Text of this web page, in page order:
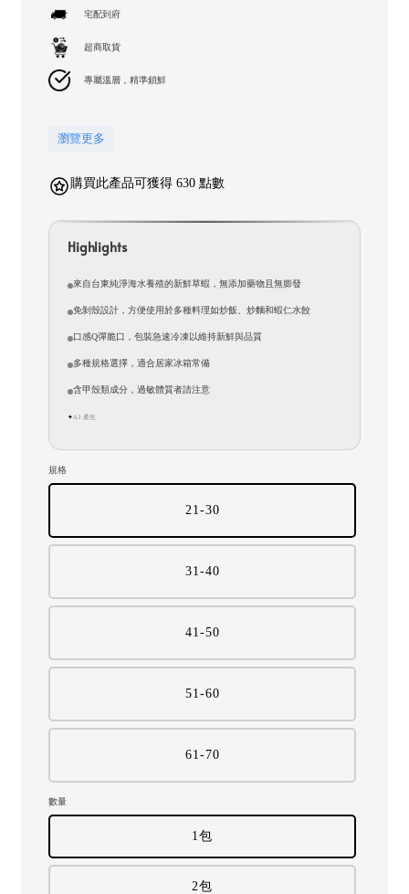
宅配到府
超商取貨
專屬溫層，精準鎖鮮
瀏覽更多
購買此產品可獲得 630 點數
Highlights
來自台東純淨海水養殖的新鮮草蝦，無添加藥物且無膨發
免剝殼設計，方便使用於多種料理如炒飯、炒麵和蝦仁水餃
口感Q彈脆口，包裝急速冷凍以維持新鮮與品質
多種規格選擇，適合居家冰箱常備
含甲殼類成分，過敏體質者請注意
✦AI 產生
規格
21-30
31-40
41-50
51-60
61-70
數量
1包
2包